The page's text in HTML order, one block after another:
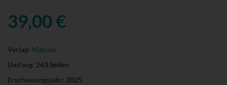
39,00 €
Verlag: Mabuse
Umfang: 263 Seiten
Erscheinungsjahr: 2025